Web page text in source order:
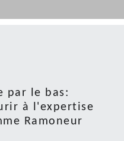
par le bas:
à l'expertise
Ramoneur